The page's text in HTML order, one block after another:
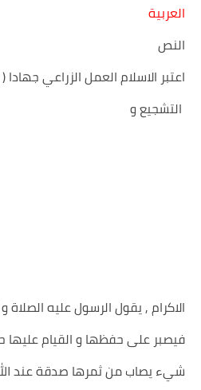
العربية
النص
اعتبر الاسلام العمل الزراعي
الاكرام , يقول الرسول عليه
فيصبر على حفظها و القيام
شيء يصاب من ثمرها صدقة عند